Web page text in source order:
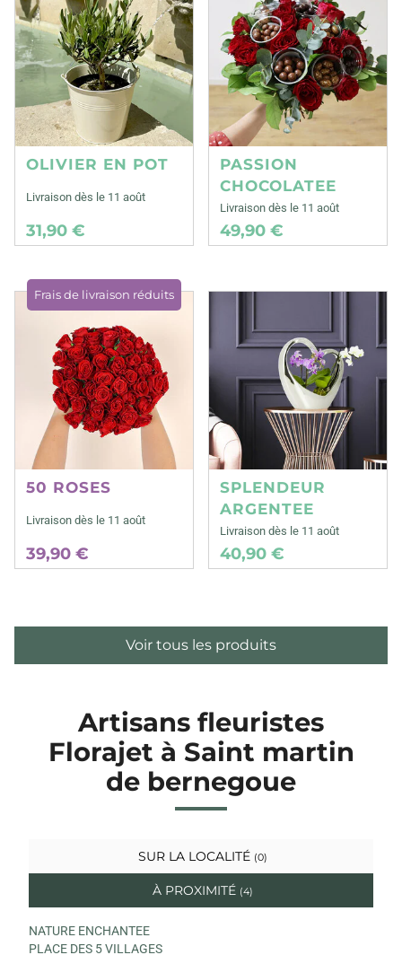
OLIVIER EN POT
Livraison dès le 11 août
31,90 €
PASSION
CHOCOLATEE
Livraison dès le 11 août
49,90 €
Frais de livraison réduits
50 ROSES
Livraison dès le 11 août
39,90 €
SPLENDEUR
ARGENTEE
Livraison dès le 11 août
40,90 €
Voir tous les produits
Artisans fleuristes
Florajet à Saint martin
de bernegoue
SUR LA LOCALITÉ (0)
À PROXIMITÉ (4)
NATURE ENCHANTEE
PLACE DES 5 VILLAGES